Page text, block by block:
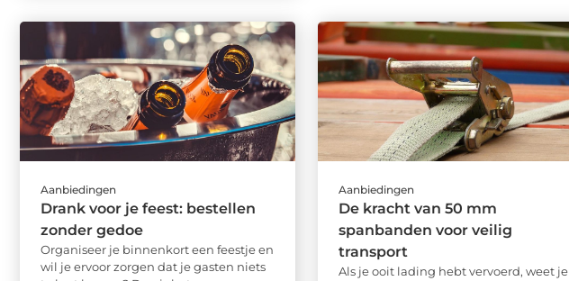
Aanbiedingen
Drank voor je feest: bestellen
zonder gedoe
Organiseer je binnenkort een feestje en
wil je ervoor zorgen dat je gasten niets
Aanbiedingen
De kracht van 50 mm
spanbanden voor veilig
transport
Als je ooit lading hebt vervoerd, weet je